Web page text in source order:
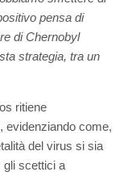
pensa di
di Chernobyl
strategia, tra un
ritiene
, evidenziando come,
del virus si sia
gli scettici a